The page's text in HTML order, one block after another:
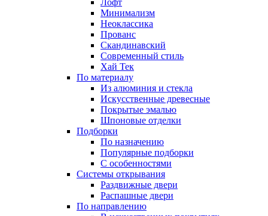
Лофт
Минимализм
Неоклассика
Прованс
Скандинавский
Современный стиль
Хай Тек
По материалу
Из алюминия и стекла
Искусственные древесные
Покрытые эмалью
Шпоновые отделки
Подборки
По назначению
Популярные подборки
С особенностями
Системы открывания
Раздвижные двери
Распашные двери
По направлению